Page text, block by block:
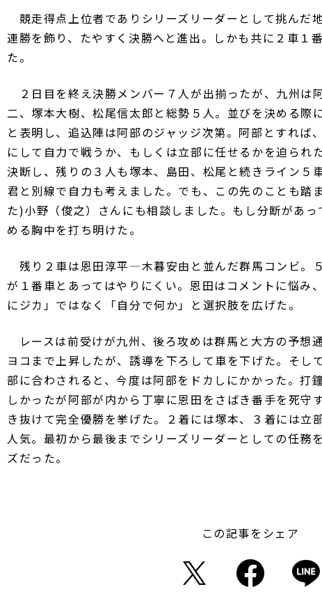
競走得点上位者でありシリーズリーダーとして挑んだ
連勝を飾り、たやすく決勝へと進出。しかも共に２車１
た。
２日目を終え決勝メンバー７人が出揃ったが、九州は
二、塚本大樹、松尾信太郎と総勢５人。並びを決める際
と表明し、追込陣は阿部のジャッジ次第。阿部とすれば
にして自力で戦うか、もしくは立部に任せるかを迫られ
決断し、残りの３人も塚本、島田、松尾と続きライン５
君と別線で自力も考えました。でも、この先のことも踏
た)小野（俊之）さんにも相談しました。もし分断があ
める胸中を打ち明けた。
残り２車は恩田淳平―木暮安由と並んだ群馬コンビ。
が１番車とあってはやりにくい。恩田はコメントに悩み
にジカ」ではなく「自分で何か」と選択肢を広げた。
レースは前受けが九州、後ろ攻めは群馬と大方の予想
ヨコまで上昇したが、誘導を下ろして車を下げた。そし
部に合わされると、今度は阿部をドカしにかかった。打
しかったが阿部が内から丁寧に恩田をさばき番手を死守
き抜けて完全優勝を挙げた。２着には塚本、３着には立
人気。最初から最後までシリーズリーダーとしての任務
ズだった。
この記事をシェア